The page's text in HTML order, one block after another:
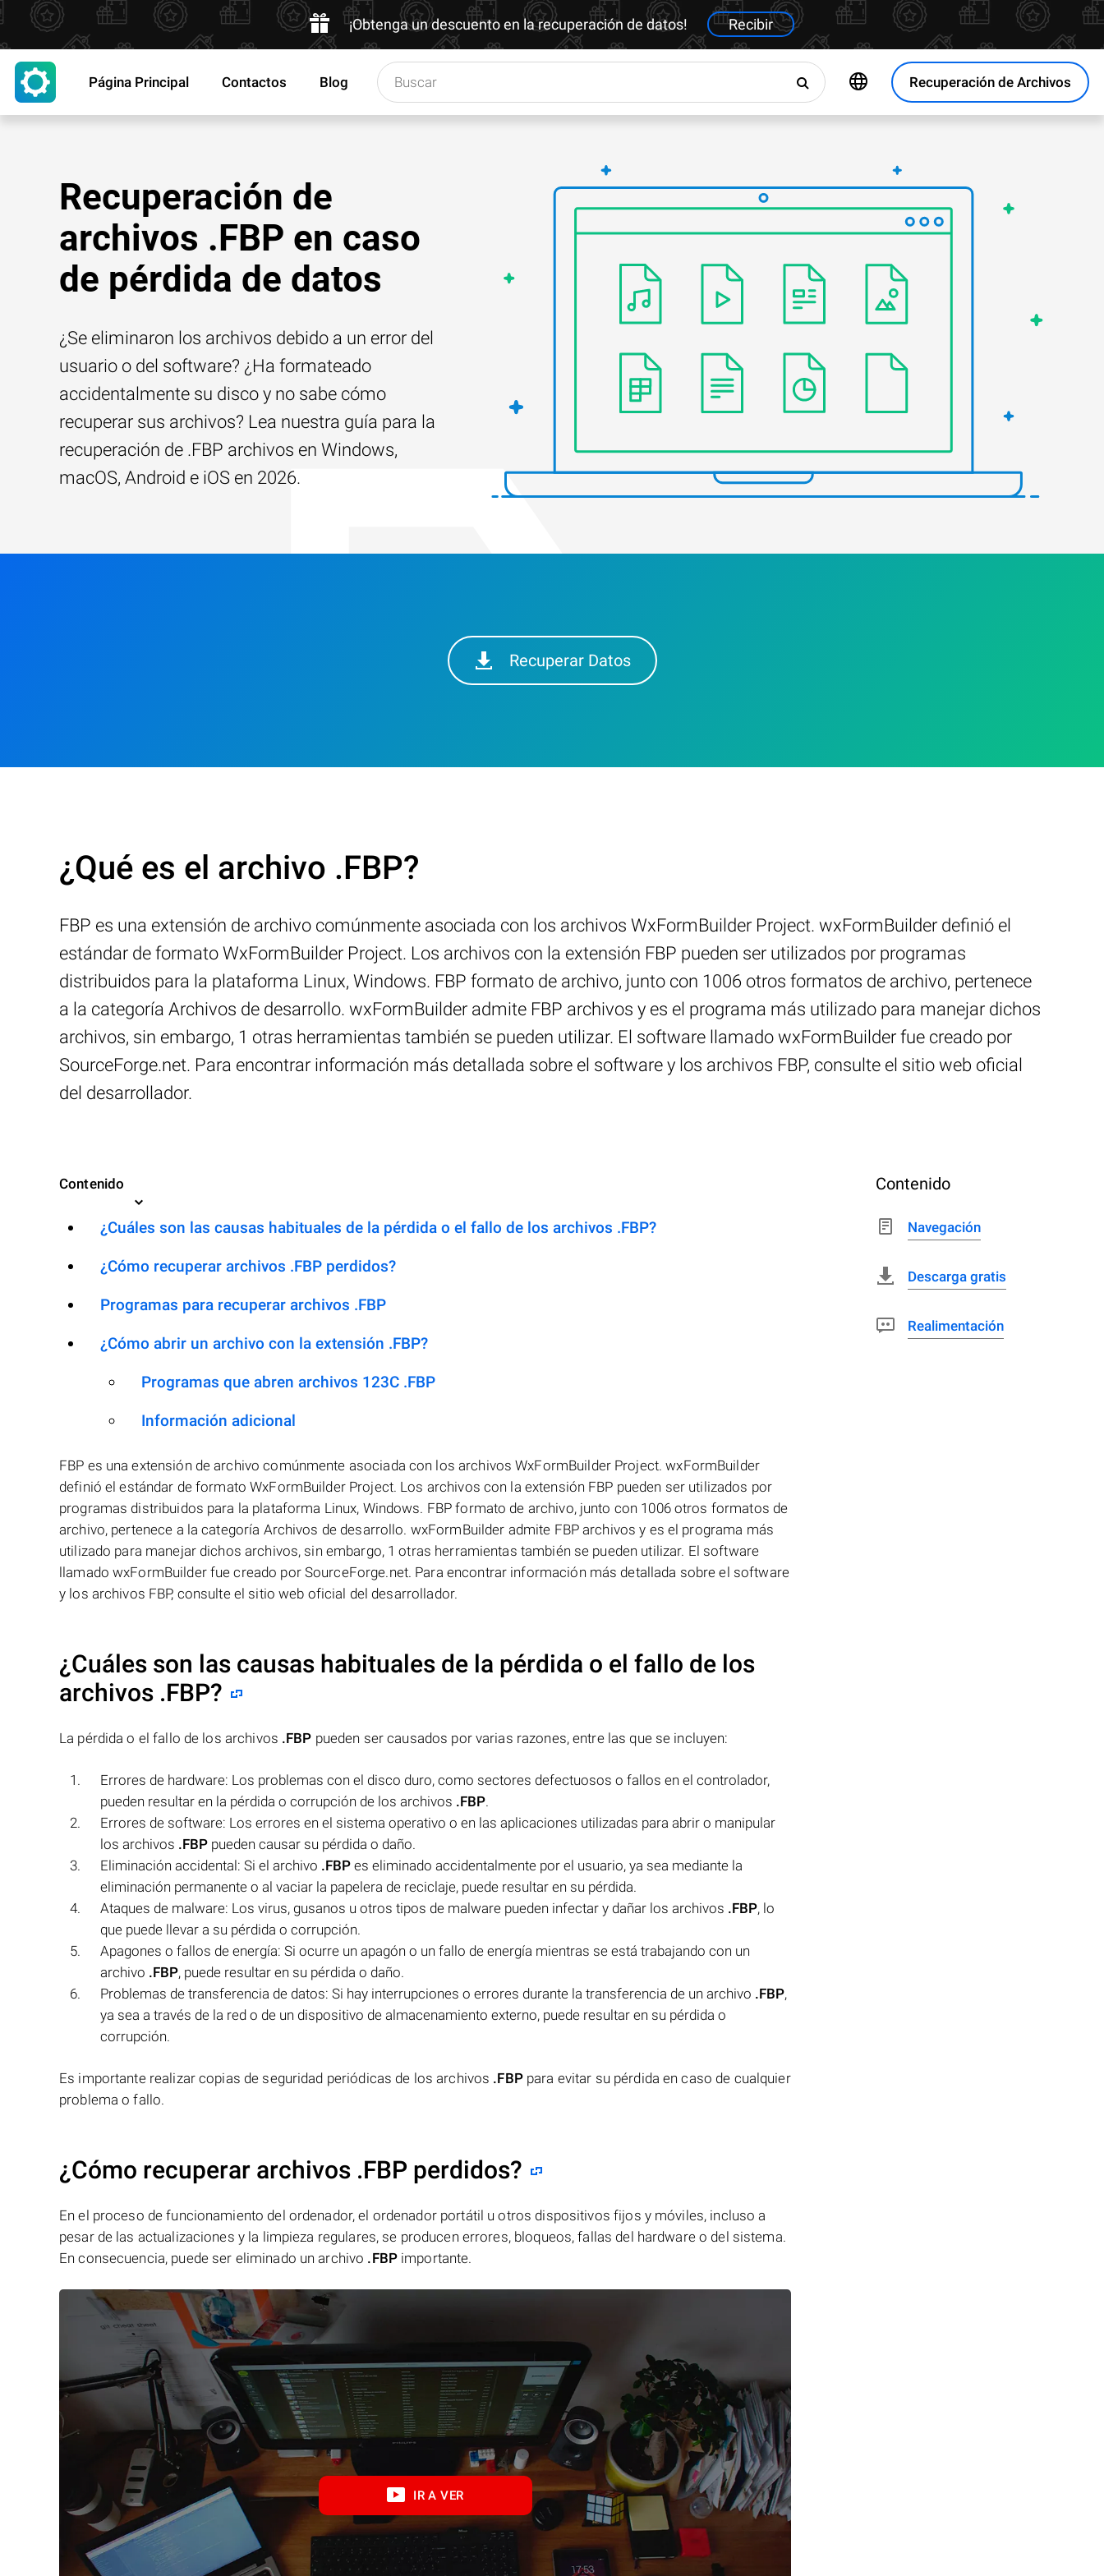
¡Obtenga un descuento en la recuperación de datos! Recibir
Recuperación de Archivos
Página Principal Contactos Blog
Recuperación de
archivos .FBP en caso
de pérdida de datos
¿Se eliminaron los archivos debido a un error del
usuario o del software? ¿Ha formateado
accidentalmente su disco y no sabe cómo
recuperar sus archivos? Lea nuestra guía para la
recuperación de .FBP archivos en Windows,
macOS, Android e iOS en 2026.
Recuperar Datos
¿Qué es el archivo .FBP?
FBP es una extensión de archivo comúnmente asociada con los archivos WxFormBuilder Project. wxFormBuilder definió el
estándar de formato WxFormBuilder Project. Los archivos con la extensión FBP pueden ser utilizados por programas
distribuidos para la plataforma Linux, Windows. FBP formato de archivo, junto con 1006 otros formatos de archivo, pertenece
a la categoría Archivos de desarrollo. wxFormBuilder admite FBP archivos y es el programa más utilizado para manejar dichos
archivos, sin embargo, 1 otras herramientas también se pueden utilizar. El software llamado wxFormBuilder fue creado por
SourceForge.net. Para encontrar información más detallada sobre el software y los archivos FBP, consulte el sitio web oficial
del desarrollador.
Contenido
¿Cuáles son las causas habituales de la pérdida o el fallo de los archivos .FBP?
¿Cómo recuperar archivos .FBP perdidos?
Programas para recuperar archivos .FBP
¿Cómo abrir un archivo con la extensión .FBP?
Programas que abren archivos 123C .FBP
Información adicional
FBP es una extensión de archivo comúnmente asociada con los archivos WxFormBuilder Project. wxFormBuilder
definió el estándar de formato WxFormBuilder Project. Los archivos con la extensión FBP pueden ser utilizados por
programas distribuidos para la plataforma Linux, Windows. FBP formato de archivo, junto con 1006 otros formatos de
archivo, pertenece a la categoría Archivos de desarrollo. wxFormBuilder admite FBP archivos y es el programa más
utilizado para manejar dichos archivos, sin embargo, 1 otras herramientas también se pueden utilizar. El software
llamado wxFormBuilder fue creado por SourceForge.net. Para encontrar información más detallada sobre el software
y los archivos FBP, consulte el sitio web oficial del desarrollador.
¿Cuáles son las causas habituales de la pérdida o el fallo de los
archivos .FBP?
La pérdida o el fallo de los archivos .FBP pueden ser causados por varias razones, entre las que se incluyen:
Errores de hardware: Los problemas con el disco duro, como sectores defectuosos o fallos en el controlador,
pueden resultar en la pérdida o corrupción de los archivos .FBP.
Errores de software: Los errores en el sistema operativo o en las aplicaciones utilizadas para abrir o manipular
los archivos .FBP pueden causar su pérdida o daño.
Eliminación accidental: Si el archivo .FBP es eliminado accidentalmente por el usuario, ya sea mediante la
eliminación permanente o al vaciar la papelera de reciclaje, puede resultar en su pérdida.
Ataques de malware: Los virus, gusanos u otros tipos de malware pueden infectar y dañar los archivos .FBP, lo
que puede llevar a su pérdida o corrupción.
Apagones o fallos de energía: Si ocurre un apagón o un fallo de energía mientras se está trabajando con un
archivo .FBP, puede resultar en su pérdida o daño.
Problemas de transferencia de datos: Si hay interrupciones o errores durante la transferencia de un archivo .FBP,
ya sea a través de la red o de un dispositivo de almacenamiento externo, puede resultar en su pérdida o
corrupción.
Es importante realizar copias de seguridad periódicas de los archivos .FBPpara evitar su pérdida en caso de cualquier
problema o fallo.
¿Cómo recuperar archivos .FBP perdidos?
En el proceso de funcionamiento del ordenador, el ordenador portátil u otros dispositivos fijos y móviles, incluso a
pesar de las actualizaciones y la limpieza regulares, se producen errores, bloqueos, fallas del hardware o del sistema.
En consecuencia, puede ser eliminado un archivo .FBPimportante.
IR A VER
Contenido
Navegación
Descarga gratis
Realimentación